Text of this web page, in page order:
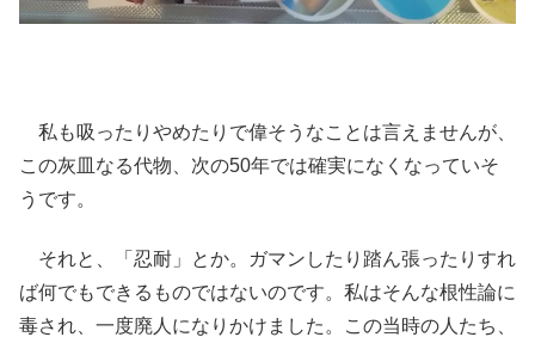
私も吸ったりやめたりで偉そうなことは言えませんが、
この灰皿なる代物、次の50年では確実になくなっていそ
うです。
それと、「忍耐」とか。ガマンしたり踏ん張ったりすれ
ば何でもできるものではないのです。私はそんな根性論に
毒され、一度廃人になりかけました。この当時の人たち、